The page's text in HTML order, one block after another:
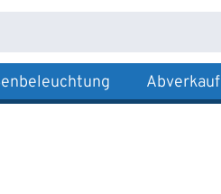
Abverkauf